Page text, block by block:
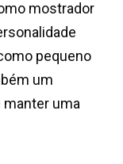
mostrador
pequeno
um
manter uma